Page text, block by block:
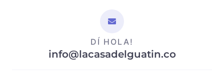
DÍ HOLA!
info@lacasadelguatin.co